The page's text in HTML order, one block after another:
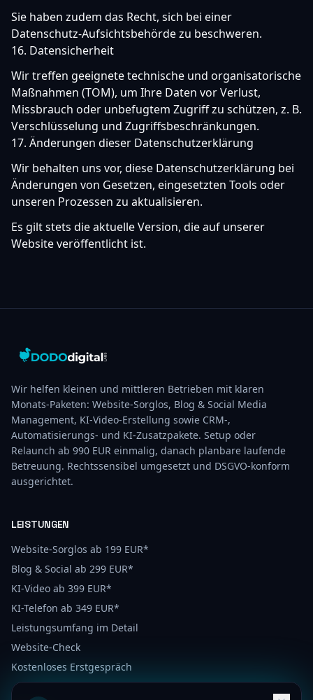
Sie haben zudem das Recht, sich bei einer
Datenschutz-Aufsichtsbehörde zu beschweren.
16. Datensicherheit
Wir treffen geeignete technische und organisatorische
Maßnahmen (TOM), um Ihre Daten vor Verlust,
Missbrauch oder unbefugtem Zugriff zu schützen, z. B.
Verschlüsselung und Zugriffsbeschränkungen.
17. Änderungen dieser Datenschutzerklärung
Wir behalten uns vor, diese Datenschutzerklärung bei
Änderungen von Gesetzen, eingesetzten Tools oder
unseren Prozessen zu aktualisieren.
Es gilt stets die aktuelle Version, die auf unserer
Website veröffentlicht ist.
Wir helfen kleinen und mittleren Betrieben mit klaren
Monats-Paketen: Website-Sorglos, Blog & Social Media
Management, KI-Video-Erstellung sowie CRM-,
Automatisierungs- und KI-Zusatzpakete. Setup oder
Relaunch ab 990 EUR einmalig, danach planbare laufende
Betreuung. Rechtssensibel umgesetzt und DSGVO-konform
ausgerichtet.
LEISTUNGEN
Website-Sorglos ab 199 EUR*
Blog & Social ab 299 EUR*
KI-Video ab 399 EUR*
KI-Telefon ab 349 EUR*
Leistungsumfang im Detail
Website-Check
Kostenloses Erstgespräch